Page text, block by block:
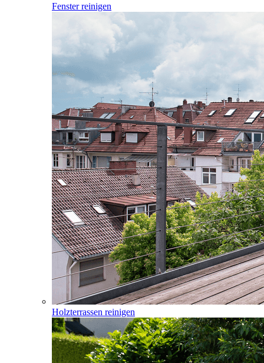
Fenster reinigen
Holzterrassen reinigen